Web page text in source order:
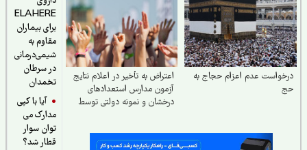
ELAHERE
برای بیماران
مقاوم به
شیمی‌درمانی
در سرطان
تخمدان
آیا با کپی
مدارک می
توان سوار
قطار شد؟
عدم اعزام حجاج به
اعتراض به تأخیر در اعلام نتایج
آزمون مدارس استعدادهای
درخشان و نمونه دولتی توسط